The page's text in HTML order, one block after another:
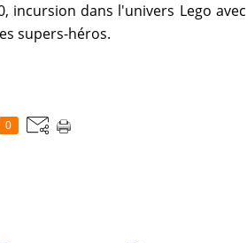
incursion dans l'univers Lego avec
supers-héros.
0